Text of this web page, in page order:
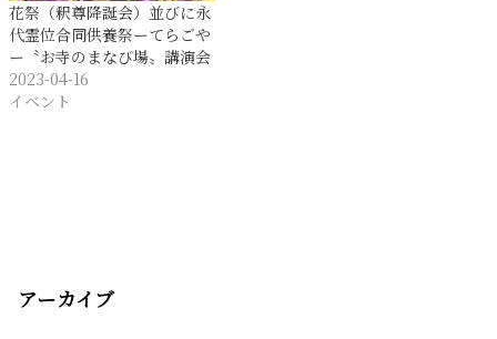
花祭（釈尊降誕会）並びに永
代霊位合同供養祭ーてらごや
ー〝お寺のまなび場〟講演会
2023-04-16
イベント
アーカイブ